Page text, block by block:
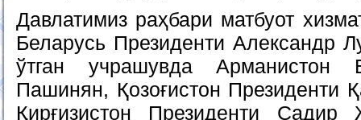
Давлатимиз раҳбари матбуот
Беларусь Президенти Александр
ўтган учрашувда
Пашинян, Қозоғистон Президенти
Қирғизистон Президенти